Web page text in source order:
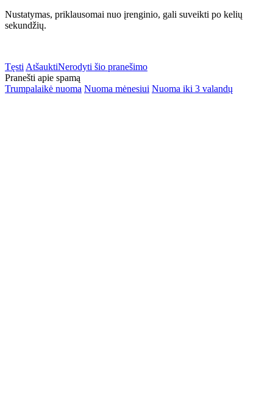
Nustatymas, priklausomai nuo įrenginio, gali suveikti po kelių
sekundžių.
Tęsti AtšauktiNerodyti šio pranešimo
Pranešti apie spamą
Trumpalaikė nuoma Nuoma mėnesiui Nuoma iki 3 valandų